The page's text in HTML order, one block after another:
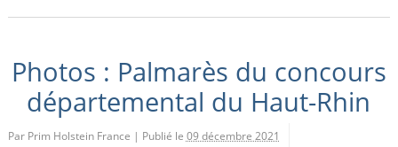
Photos : Palmarès du concours
départemental du Haut-Rhin
Par Prim Holstein France | Publié le 09 décembre 2021